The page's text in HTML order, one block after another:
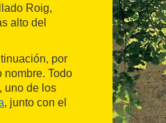
Roig,
alto del
por
nombre. Todo
, uno de los
, junto con el